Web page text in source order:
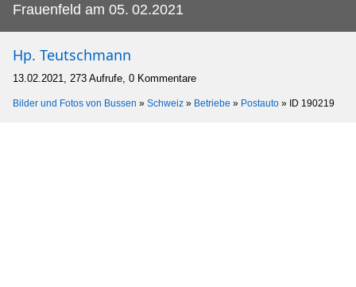
Frauenfeld am 05. 02.2021
Hp. Teutschmann
13.02.2021, 273 Aufrufe, 0 Kommentare
Bilder und Fotos von Bussen » Schweiz » Betriebe » Postauto » ID 190219